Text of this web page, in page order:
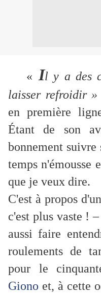
« Il y a des
laisser refroidir»
en première
Étant de son
bonnement suivre
temps n'émousse
que je veux dire.
C'est à propos
c'est plus vaste !
aussi faire
roulements de
pour le
Giono et, à cette